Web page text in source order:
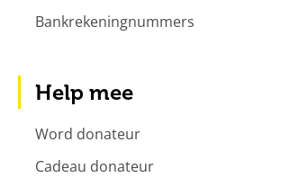
Bankrekeningnummers
Help mee
Word donateur
Cadeau donateur